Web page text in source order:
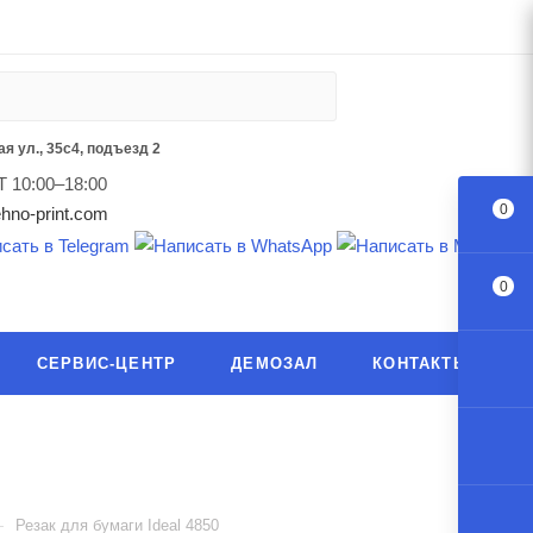
ул., 35с4, подъезд 2
10:00–18:00
print.com
СЕРВИС-ЦЕНТР ДЕМОЗАЛ КОНТАКТЫ
Резак для бумаги Ideal 4850
0
0